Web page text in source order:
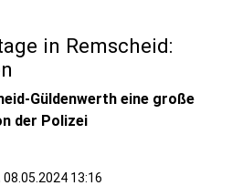
in Remscheid:
Güldenwerth eine große
der Polizei
13:16